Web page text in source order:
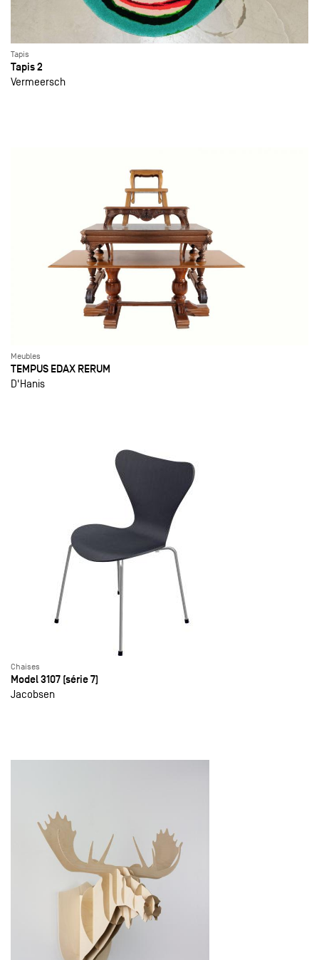
Tapis
Tapis 2
Vermeersch
Meubles
TEMPUS EDAX RERUM
D'Hanis
Chaises
Model 3107 (série 7)
Jacobsen